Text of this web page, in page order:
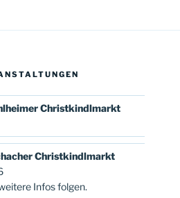
Christkindlmarkt
Christkindlmarkt
Infos folgen.